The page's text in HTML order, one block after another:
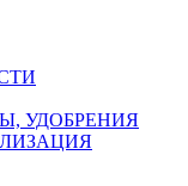
УДОБРЕНИЯ